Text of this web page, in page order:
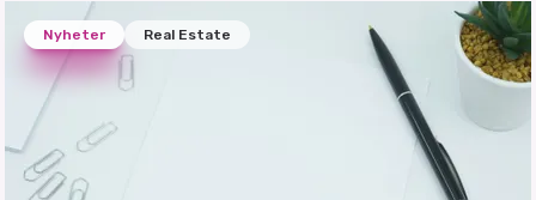
Nyheter Real Estate